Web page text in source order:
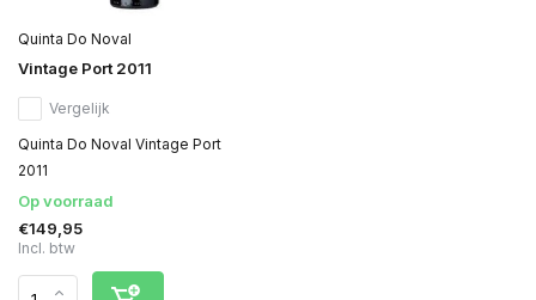
Quinta Do Noval
Vintage Port 2011
Vergelijk
Quinta Do Noval Vintage Port
2011
Op voorraad
€149,95
Incl. btw